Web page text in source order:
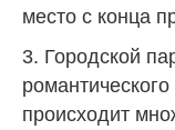
место с конца
3. Городской
происходит